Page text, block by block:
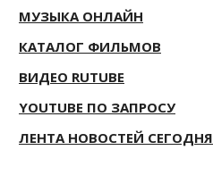
МУЗЫКА ОНЛАЙН
КАТАЛОГ ФИЛЬМОВ
ВИДЕО RUTUBE
YOUTUBE ПО ЗАПРОСУ
ЛЕНТА НОВОСТЕЙ СЕГОДНЯ